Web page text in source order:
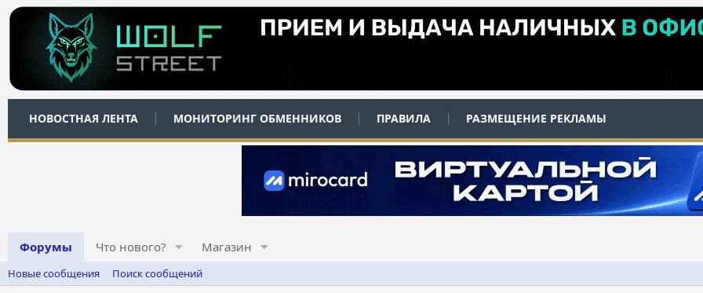
НОВОСТНАЯ ЛЕНТА МОНИТОРИНГ ОБМЕННИКОВ ПРАВИЛА РАЗМЕЩЕНИЕ РЕКЛАМЫ
Форумы Что нового? Магазин
Новые сообщения Поиск сообщений